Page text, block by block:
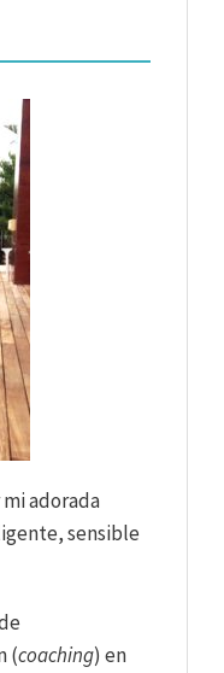
mi adorada
sensible
(coaching) en